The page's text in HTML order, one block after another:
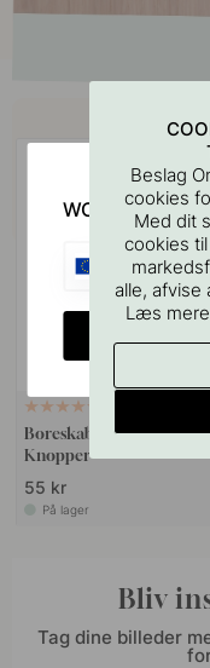
Boreskabelonen til Greb
Knopper
55 kr
På lager
Bliv
Tag dine billeder
Beslag
cookies
Med dit
cookies
alle, afvise
Læs
WOULD YOU
EU